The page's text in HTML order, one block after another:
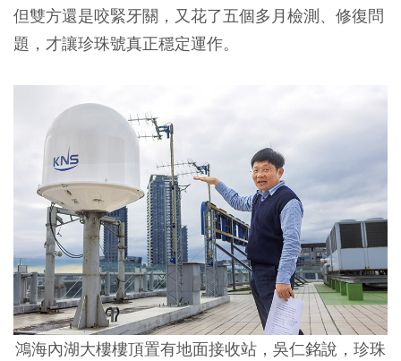
但雙方還是咬緊牙關，又花了五個多月檢測、修復問
題，才讓珍珠號真正穩定運作。
鴻海內湖大樓樓頂置有地面接收站，吳仁銘說，珍珠